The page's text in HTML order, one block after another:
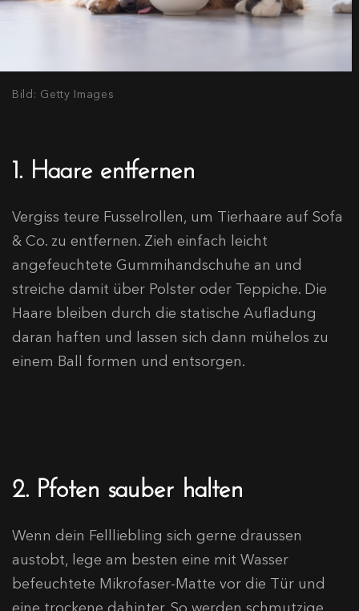
Bild: Getty Images
1. Haare entfernen
Vergiss teure Fusselrollen, um Tierhaare auf Sofa
& Co. zu entfernen. Zieh einfach leicht
angefeuchtete Gummihandschuhe an und
streiche damit über Polster oder Teppiche. Die
Haare bleiben durch die statische Aufladung
daran haften und lassen sich dann mühelos zu
einem Ball formen und entsorgen.
2. Pfoten sauber halten
Wenn dein Fellliebling sich gerne draussen
austobt, lege am besten eine mit Wasser
befeuchtete Mikrofaser-Matte vor die Tür und